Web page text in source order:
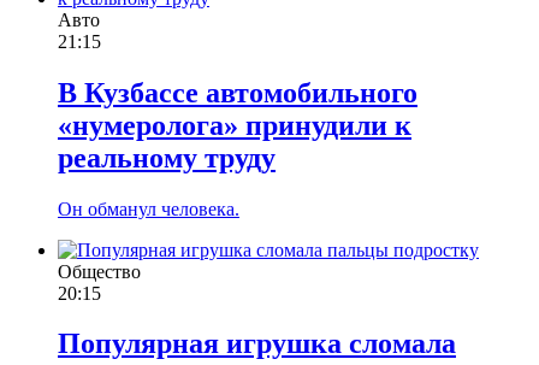
Авто
21:15
В Кузбассе автомобильного
«нумеролога» принудили к
реальному труду
Он обманул человека.
Общество
20:15
Популярная игрушка сломала